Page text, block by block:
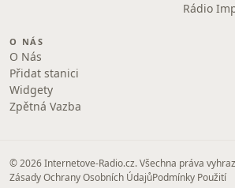
Rádio
O NÁS
O Nás
Přidat stanici
Widgety
Zpětná Vazba
© 2026 Internetove-Radio.cz. Všechna práva
Zásady Ochrany Osobních ÚdajůPodmínky Použití